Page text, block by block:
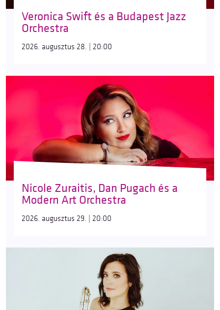
Veronica Swift és a Budapest Jazz
Orchestra
2026. augusztus 28. | 20:00
Nicole Zuraitis, Dan Pugach és a
Modern Art Orchestra
2026. augusztus 29. | 20:00